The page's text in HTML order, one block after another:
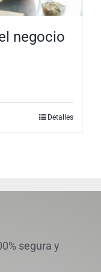
negocio
Detalles
segura y